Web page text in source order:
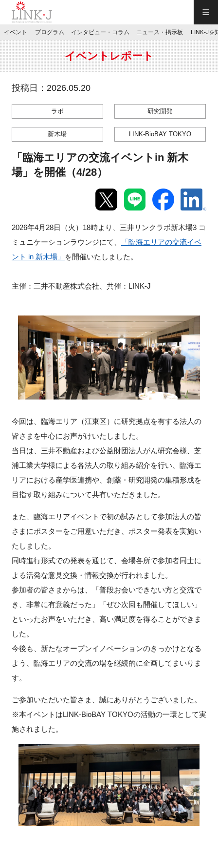
JP／EN
特別会員専用メニュー
お問い合わせ
イベント
プログラム
インタビュー・コラム
ニュース・掲示板
LINK-Jを知る
特別会員
施設・アクセス
FAQ
イベントお知らせメール登録
閉じる
イベント プログラム インタビュー・コラム ニュース・掲示板 LINK-Jを
イベントレポート
投稿日：2026.05.20
ラボ 研究開発
新木場 LINK-BioBAY TOKYO
「臨海エリアの交流イベントin 新木
場」を開催（4/28）
2026年4月28日（火）18時より、三井リンクラボ新木場3 コ
ミュニケーションラウンジにて、
「臨海エリアの交流イベ
ント in 新木場」
を開催いたしました。
主催：三井不動産株式会社、共催：LINK-J
今回は、臨海エリア（江東区）に研究拠点を有する法人の
皆さまを中心にお声がけいたしました。
当日は、三井不動産および公益財団法人がん研究会様、芝
浦工業大学様による各法人の取り組み紹介を行い、臨海エ
リアにおける産学医連携や、創薬・研究開発の集積形成を
目指す取り組みについて共有いただきました。
また、臨海エリアイベントで初の試みとして参加法人の皆
さまにポスターをご用意いただき、ポスター発表を実施い
たしました。
同時進行形式での発表を通じて、会場各所で参加者同士に
よる活発な意見交換・情報交換が行われました。
参加者の皆さまからは、「普段お会いできない方と交流で
き、非常に有意義だった」「ぜひ次回も開催してほしい」
といったお声をいただき、高い満足度を得ることができま
した。
今後も、新たなオープンイノベーションのきっかけとなる
よう、臨海エリアの交流の場を継続的に企画してまいりま
す。
ご参加いただいた皆さま、誠にありがとうございました。
※本イベントはLINK-BioBAY TOKYOの活動の一環として実
施されました。